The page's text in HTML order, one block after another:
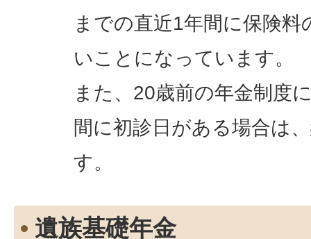
までの直近1年間に保険
いことになっています。
また、20歳前の年金制度
間に初診日がある場合は
す。
遺族基礎年金